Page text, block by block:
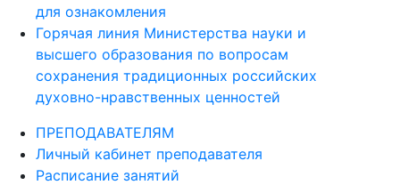
для ознакомления
Горячая линия Министерства науки и
высшего образования по вопросам
сохранения традиционных российских
духовно-нравственных ценностей
ПРЕПОДАВАТЕЛЯМ
Личный кабинет преподавателя
Расписание занятий